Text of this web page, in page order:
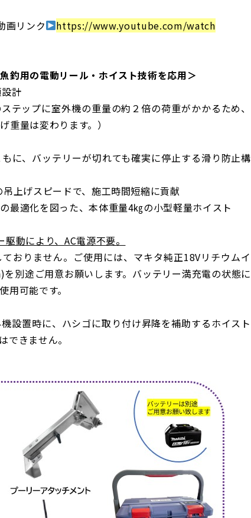
画リンク https://www.youtube.com/watch
釣用の電動リール・ホイスト技術を応用＞
計
テップに室外機の重量の約２倍の荷重がかかるため、
重量は変わります。）
に、バッテリーが切れても確実に停止する滑り防止構
上げスピードで、施工時間短縮に貢献
最適化を図った、本体重量4㎏の小型軽量ホイスト
動により、AC電源不要。
おりません。ご使用には、マキタ純正18Vリチウムイ
別途ご用意お願いします。バッテリー満充電の状態に
用可能です。
設置時に、ハシゴに取り付け昇降を補助するホイスト
できません。